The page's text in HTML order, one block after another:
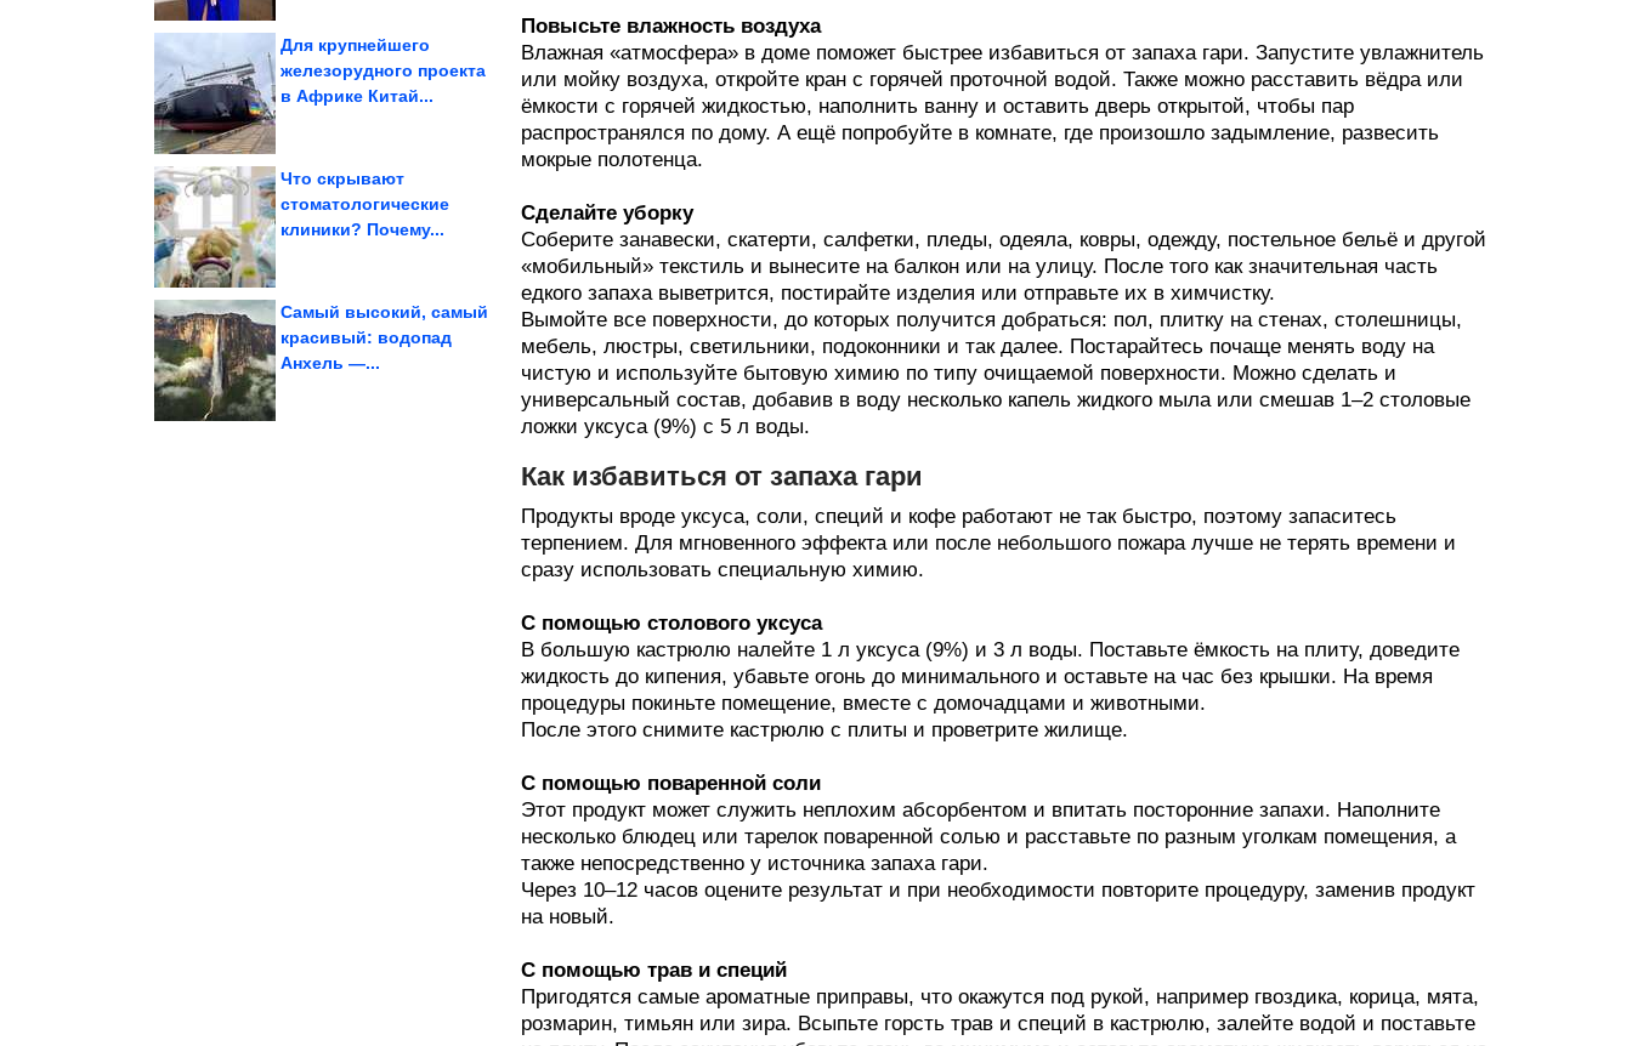
Для крупнейшего
железорудного проекта
в Африке Китай...
Топ-10 цветов-
Что скрывают
стоматологические
клиники? Почему...
Исторические фото.
Завораживает!
Самый высокий, самый
красивый: водопад
Анхель —...
Повысьте влажность воздуха
Влажная «атмосфера» в доме поможет быстрее избавиться от запаха гари. Запустите увлажнитель
или мойку воздуха, откройте кран с горячей проточной водой. Также можно расставить вёдра или
ёмкости с горячей жидкостью, наполнить ванну и оставить дверь открытой, чтобы пар
распространялся по дому. А ещё попробуйте в комнате, где произошло задымление, развесить
мокрые полотенца.
Сделайте уборку
Соберите занавески, скатерти, салфетки, пледы, одеяла, ковры, одежду, постельное бельё и другой
«мобильный» текстиль и вынесите на балкон или на улицу. После того как значительная часть
едкого запаха выветрится, постирайте изделия или отправьте их в химчистку.
Вымойте все поверхности, до которых получится добраться: пол, плитку на стенах, столешницы,
мебель, люстры, светильники, подоконники и так далее. Постарайтесь почаще менять воду на
чистую и используйте бытовую химию по типу очищаемой поверхности. Можно сделать и
универсальный состав, добавив в воду несколько капель жидкого мыла или смешав 1–2 столовые
ложки уксуса (9%) с 5 л воды.
Как избавиться от запаха гари
Продукты вроде уксуса, соли, специй и кофе работают не так быстро, поэтому запаситесь
терпением. Для мгновенного эффекта или после небольшого пожара лучше не терять времени и
сразу использовать специальную химию.
С помощью столового уксуса
В большую кастрюлю налейте 1 л уксуса (9%) и 3 л воды. Поставьте ёмкость на плиту, доведите
жидкость до кипения, убавьте огонь до минимального и оставьте на час без крышки. На время
процедуры покиньте помещение, вместе с домочадцами и животными.
После этого снимите кастрюлю с плиты и проветрите жилище.
С помощью поваренной соли
Этот продукт может служить неплохим абсорбентом и впитать посторонние запахи. Наполните
несколько блюдец или тарелок поваренной солью и расставьте по разным уголкам помещения, а
также непосредственно у источника запаха гари.
Через 10–12 часов оцените результат и при необходимости повторите процедуру, заменив продукт
на новый.
С помощью трав и специй
Пригодятся самые ароматные приправы, что окажутся под рукой, например гвоздика, корица, мята,
розмарин, тимьян или зира. Всыпьте горсть трав и специй в кастрюлю, залейте водой и поставьте